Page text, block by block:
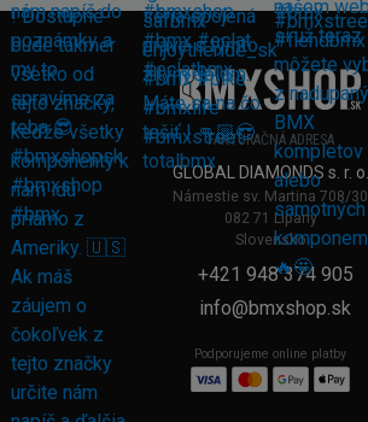
FAKTURAČNÁ ADRESA
GLOBAL DIAMONDS s. r. o.
Námestie sv. Martina 708/30
082 71 Lipany
Slovensko
+421 948 374 905
info@bmxshop.sk
Podporujeme online platby